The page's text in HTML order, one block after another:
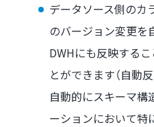
データソース側のカ
のバージョン変更を
DWHにも反映する
とができます（自動
自動的にスキーマ構
ーションにおいて特